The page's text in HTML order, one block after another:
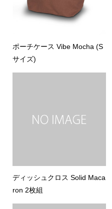
ポーチケース Vibe Mocha (S
サイズ)
ディッシュクロス Solid Maca
ron 2枚組